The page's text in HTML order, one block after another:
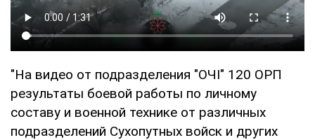
"На видео от подразделения "ОЧІ" 120 ОРП
результаты боевой работы по личному
составу и военной технике от различных
подразделений Сухопутных войск и других